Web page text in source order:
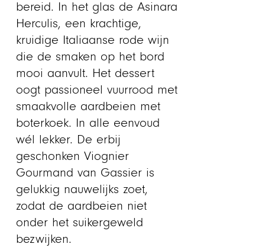
bereid. In het glas de Asinara
Herculis, een krachtige,
kruidige Italiaanse rode wijn
die de smaken op het bord
mooi aanvult. Het dessert
oogt passioneel vuurrood met
smaakvolle aardbeien met
boterkoek. In alle eenvoud
wél lekker. De erbij
geschonken Viognier
Gourmand van Gassier is
gelukkig nauwelijks zoet,
zodat de aardbeien niet
onder het suikergeweld
bezwijken.